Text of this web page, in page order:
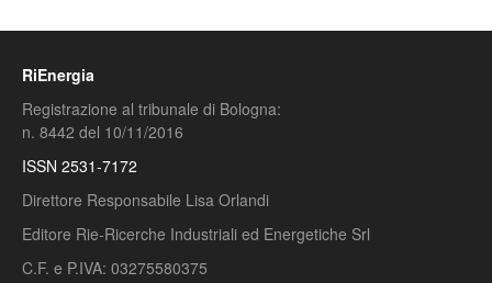
RiEnergia
Registrazione al tribunale di Bologna:
n. 8442 del 10/11/2016
ISSN 2531-7172
Direttore Responsabile Lisa Orlandi
Editore Rie-Ricerche Industriali ed Energetiche Srl
C.F. e P.IVA: 03275580375